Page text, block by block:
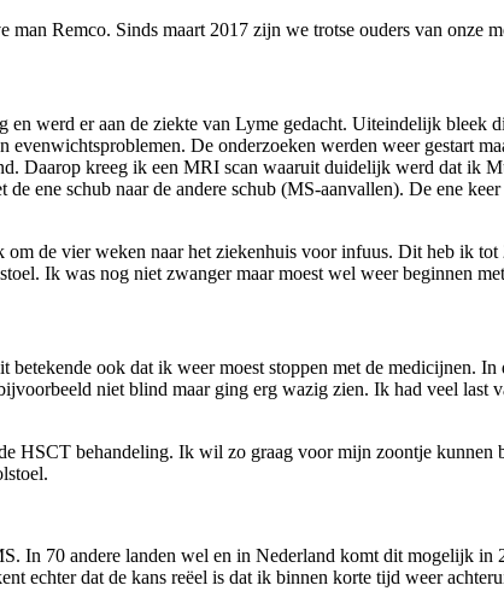
Remco. Sinds maart 2017 zijn we trotse ouders van onze
werd er aan de ziekte van Lyme gedacht. Uiteindelijk
De onderzoeken werden weer gestart
Daarop kreeg ik een MRI scan waaruit duidelijk werd dat ik
ene schub naar de andere schub (MS-aanvallen). De ene
de vier weken naar het ziekenhuis voor infuus. Dit heb ik tot
Ik was nog niet zwanger maar moest wel weer beginnen
ook dat ik weer moest stoppen met de medicijnen. In
niet blind maar ging erg wazig zien. Ik had veel
HSCT behandeling. Ik wil zo graag voor mijn zoontje
In 70 andere landen wel en in Nederland komt dit mogelijk in
echter dat de kans reëel is dat ik binnen korte tijd weer